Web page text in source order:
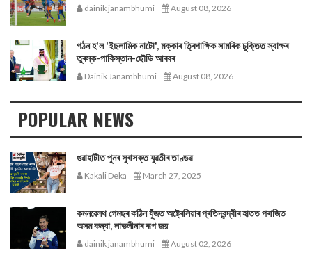
dainik janambhumi August 08, 2026
গঠন হ'ল 'ইছলামিক নাটো', মক্কাৰ ত্ৰিপাক্ষিক সামৰিক চুক্তিত স্বাক্ষৰ
তুৰস্ক-পাকিস্তান-ছৌডি আৰবৰ
Dainik Janambhumi August 08, 2026
POPULAR NEWS
গুৱাহাটীত পুনৰ সুৰাসক্ত যুৱতীৰ তাণ্ডৱ
Kakali Deka March 27, 2025
কমনৱেলথ গেমছৰ কঠিন যুঁজত অষ্ট্ৰেলিয়াৰ প্ৰতিদ্বন্দ্বীৰ হাতত পৰাজিত
অসম কন্যা, লাভলীনাৰ ৰূপ জয়
dainik janambhumi August 02, 2026